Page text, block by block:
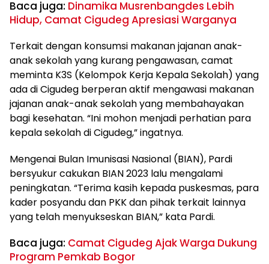
Baca juga: Dinamika Musrenbangdes Lebih
Hidup, Camat Cigudeg Apresiasi Warganya
Terkait dengan konsumsi makanan jajanan anak-
anak sekolah yang kurang pengawasan, camat
meminta K3S (Kelompok Kerja Kepala Sekolah) yang
ada di Cigudeg berperan aktif mengawasi makanan
jajanan anak-anak sekolah yang membahayakan
bagi kesehatan. “Ini mohon menjadi perhatian para
kepala sekolah di Cigudeg,” ingatnya.
Mengenai Bulan Imunisasi Nasional (BIAN), Pardi
bersyukur cakukan BIAN 2023 lalu mengalami
peningkatan. “Terima kasih kepada puskesmas, para
kader posyandu dan PKK dan pihak terkait lainnya
yang telah menyukseskan BIAN,” kata Pardi.
Baca juga: Camat Cigudeg Ajak Warga Dukung
Program Pemkab Bogor